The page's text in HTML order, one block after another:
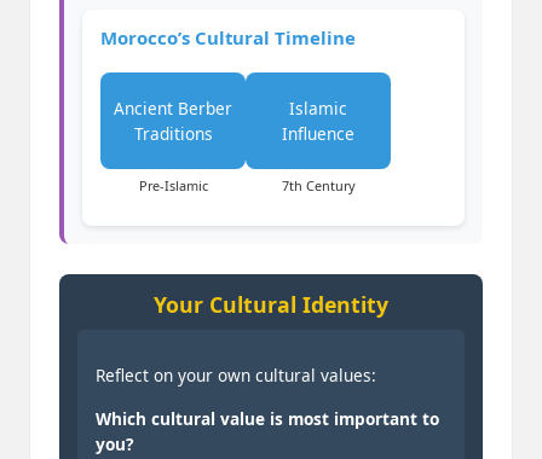
Morocco’s Cultural Timeline
Ancient Berber
Traditions
Pre-Islamic
Islamic
Influence
7th Century
Your Cultural Identity
Reflect on your own cultural values:
Which cultural value is most important to
you?